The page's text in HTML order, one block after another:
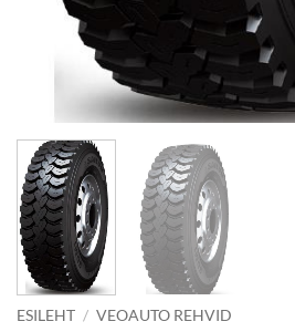
ESILEHT / VEOAUTO REHVID